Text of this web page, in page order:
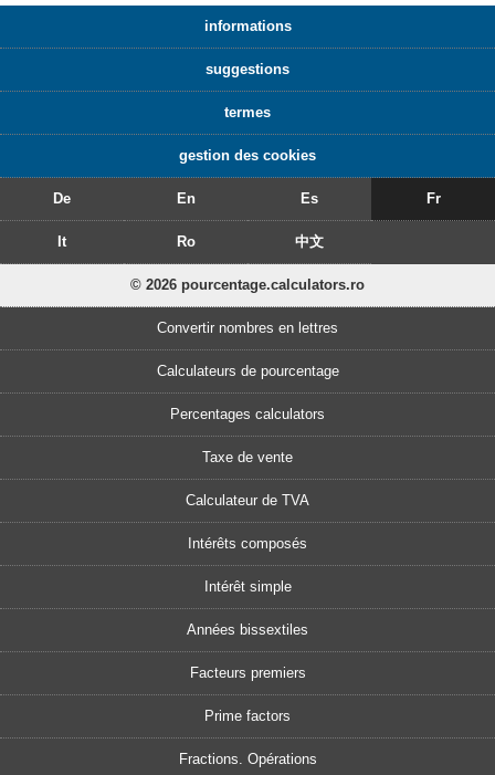
informations
suggestions
termes
gestion des cookies
De En Es Fr
It Ro 中文
© 2026 pourcentage.calculators.ro
Convertir nombres en lettres
Calculateurs de pourcentage
Percentages calculators
Taxe de vente
Calculateur de TVA
Intérêts composés
Intérêt simple
Années bissextiles
Facteurs premiers
Prime factors
Fractions. Opérations